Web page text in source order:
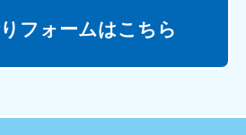
フォームはこちら